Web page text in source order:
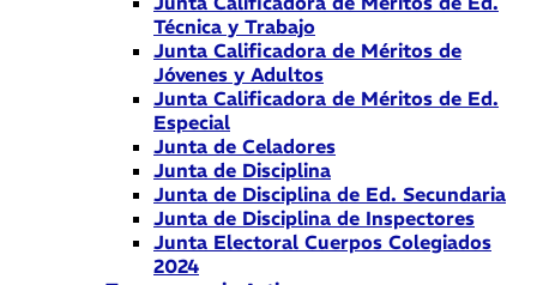
Técnica y Trabajo
Junta Calificadora de Méritos de
Jóvenes y Adultos
Junta Calificadora de Méritos de Ed.
Especial
Junta de Celadores
Junta de Disciplina
Junta de Disciplina de Ed. Secundaria
Junta de Disciplina de Inspectores
Junta Electoral Cuerpos Colegiados
2024